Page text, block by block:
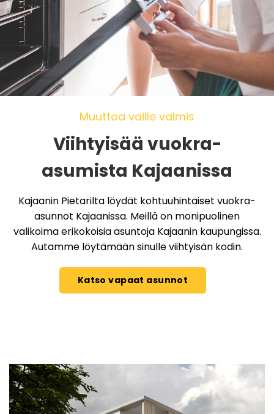
Muuttoa vaille valmis
Viihtyisää vuokra-
asumista Kajaanissa
Kajaanin Pietarilta löydät kohtuuhintaiset vuokra-
asunnot Kajaanissa. Meillä on monipuolinen
valikoima erikokoisia asuntoja Kajaanin kaupungissa.
Autamme löytämään sinulle viihtyisän kodin.
Katso vapaat asunnot